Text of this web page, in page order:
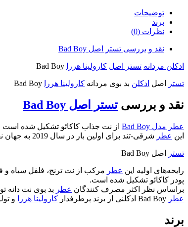
توضیحات
برند
نظرات (0)
نقد و بررسی تستر اصل Bad Boy
ادکلن مردانه تستر اصل کارولینا هررا
تستر اصل ادکلن بد بوی مردانه کارولینا هررا
نقد و بررسی تستر اصل Bad Boy
عطر مدل Bad Boy
از نت جذاب کاکائو تشکیل شده است
این عطر شرقی-تند برای اولین بار در سال 2019 به جهان نقد و بررسی شد و قابل استفاده برای آقایان در شب‌های پاییز و زمستان به خصوص فصل پاییز میباشد.
تستر اصل Bad Boy
رایحه‌های اولیه این عطر مرکب از نت ترنج، فلفل سیاه و
پودر کاکائو تشکیل شده است.
براساس نظر اکثر مصرف کنندگان عطر بد بوی نت دانه
عطر
کارولینا هررا و
برند